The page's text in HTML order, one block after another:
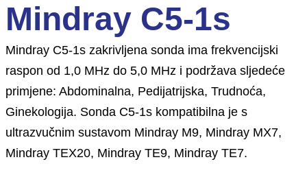
Mindray C5-1s
Mindray C5-1s zakrivljena sonda ima frekvencijski
raspon od 1,0 MHz do 5,0 MHz i podržava sljedeće
primjene: Abdominalna, Pedijatrijska, Trudnoća,
Ginekologija. Sonda C5-1s kompatibilna je s
ultrazvučnim sustavom Mindray M9, Mindray MX7,
Mindray TEX20, Mindray TE9, Mindray TE7.